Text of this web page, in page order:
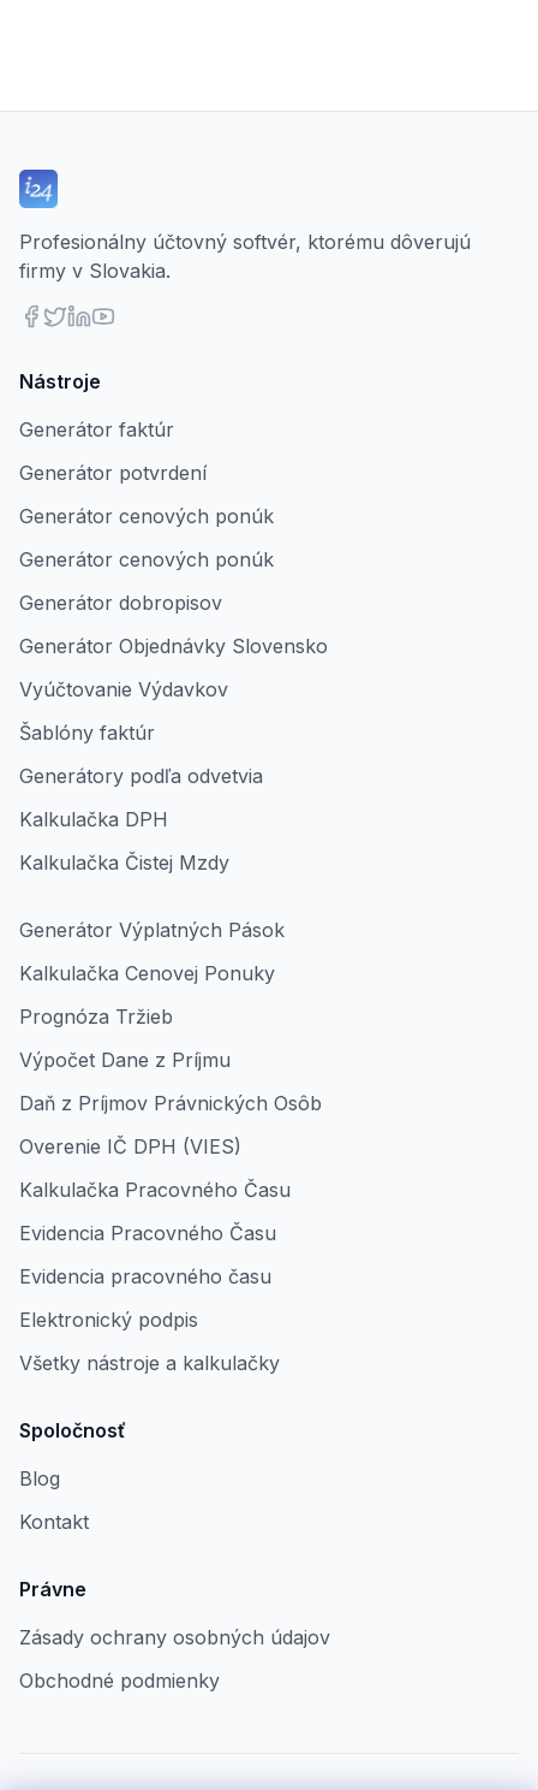
Profesionálny účtovný softvér, ktorému dôverujú
firmy v Slovakia.
Nástroje
Generátor faktúr
Generátor potvrdení
Generátor cenových ponúk
Generátor cenových ponúk
Generátor dobropisov
Generátor Objednávky Slovensko
Vyúčtovanie Výdavkov
Šablóny faktúr
Generátory podľa odvetvia
Kalkulačka DPH
Kalkulačka Čistej Mzdy
Generátor Výplatných Pások
Kalkulačka Cenovej Ponuky
Prognóza Tržieb
Výpočet Dane z Príjmu
Daň z Príjmov Právnických Osôb
Overenie IČ DPH (VIES)
Kalkulačka Pracovného Času
Evidencia Pracovného Času
Evidencia pracovného času
Elektronický podpis
Všetky nástroje a kalkulačky
Spoločnosť
Blog
Kontakt
Právne
Zásady ochrany osobných údajov
Obchodné podmienky